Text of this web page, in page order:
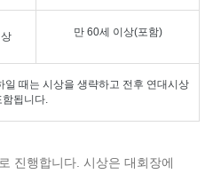
만 60세 이상(포함)
때는 시상을 생략하고 전후 연대시상
함됩니다.
진행합니다. 시상은 대회장에